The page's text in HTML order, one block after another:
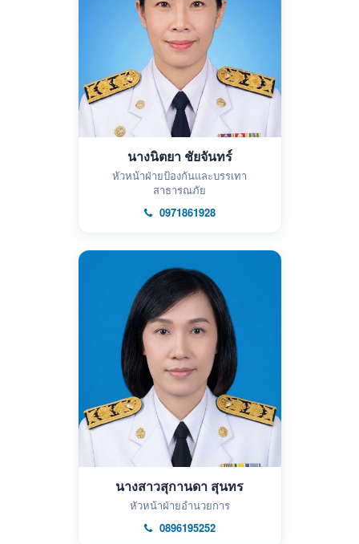
นางนิตยา ชัยจันทร์
หัวหน้าฝ่ายป้องกันและบรรเทา
สาธารณภัย
0971861928
นางสาวสุกานดา สุนทร
หัวหน้าฝ่ายอำนวยการ
0896195252